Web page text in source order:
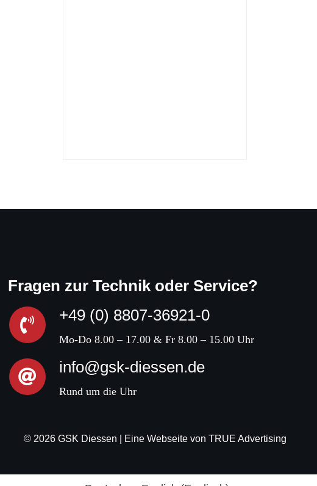
Fragen zur Technik oder Service?
+49 (0) 8807-36921-0
Mo-Do 8.00 – 17.00 & Fr 8.00 – 15.00 Uhr
info@gsk-diessen.de
Rund um die Uhr
© 2026 GSK Diessen | Eine Webseite von TRUE Advertising